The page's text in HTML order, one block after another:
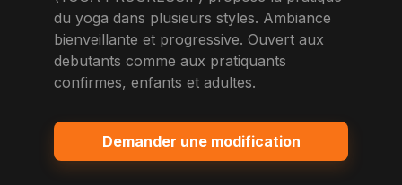
du yoga dans plusieurs styles. Ambiance
bienveillante et progressive. Ouvert aux
debutants comme aux pratiquants
confirmes, enfants et adultes.
Demander une modification